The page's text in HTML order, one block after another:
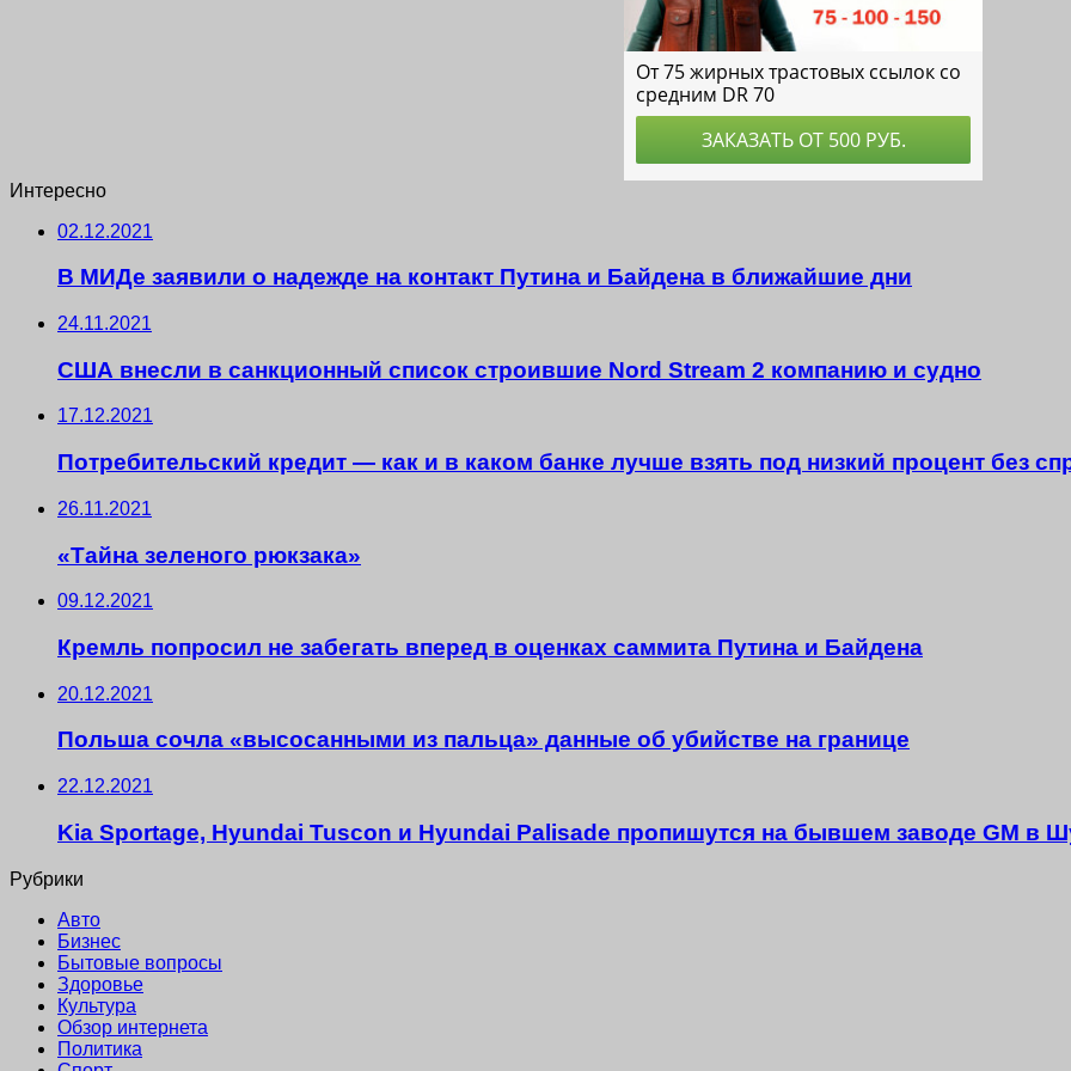
Интересно
02.12.2021
В МИДе заявили о надежде на контакт Путина и Байдена в ближайшие дни
24.11.2021
США внесли в санкционный список строившие Nord Stream 2 компанию и судно
17.12.2021
Потребительский кредит — как и в каком банке лучше взять под низкий процент без
26.11.2021
«Тайна зеленого рюкзака»
09.12.2021
Кремль попросил не забегать вперед в оценках саммита Путина и Байдена
20.12.2021
Польша сочла «высосанными из пальца» данные об убийстве на границе
22.12.2021
Kia Sportage, Hyundai Tuscon и Hyundai Palisade пропишутся на бывшем заводе GM в
Рубрики
Авто
Бизнес
Бытовые вопросы
Здоровье
Культура
Обзор интернета
Политика